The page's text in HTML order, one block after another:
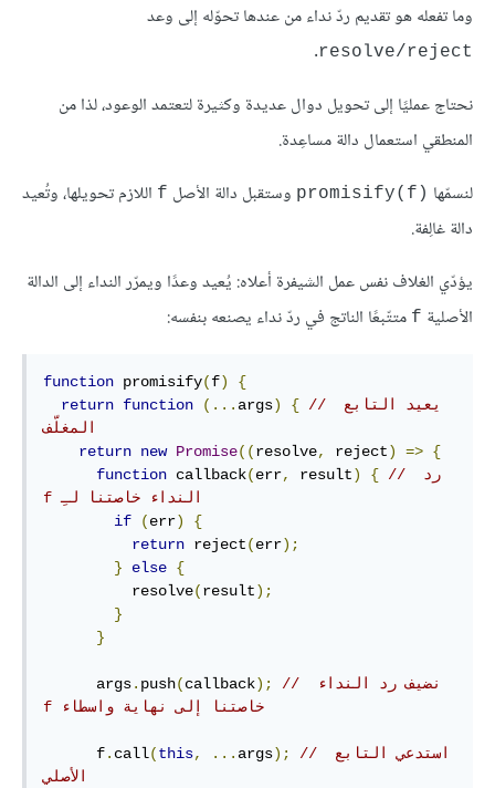
وما تفعله هو تقديم ردّ نداء من عندها تحوّله إلى وعد
resolve/reject
.
نحتاج عمليًا إلى تحويل دوال عديدة وكثيرة لتعتمد الوعود، لذا من
المنطقي استعمال دالة مساعِدة.
لنسمّها promisify(f)‎ وستقبل دالة الأصل f اللازم تحويلها، وتُعيد
دالة غالِفة.
يؤدّي الغلاف نفس عمل الشيفرة أعلاه: يُعيد وعدًا ويمرّر النداء إلى الدالة
الأصلية f متتّبعًا الناتج في ردّ نداء يصنعه بنفسه:
function promisify(f)
{
return function (... args) { // يعيد التابع
المغلّف
return new Promise((resolve, reject) => {
function callback(err, result) { // ‫رد
النداء خاصتنا لـِ f
if
(err)
{
return reject(err);
}
else {
          resolve
(result);
}
}
      args
. push(callback);
// ‫نضيف رد النداء
خاصتنا إلى نهاية واسطاء f
      f
. call(this, ... args);
// استدعي التابع
الأصلي